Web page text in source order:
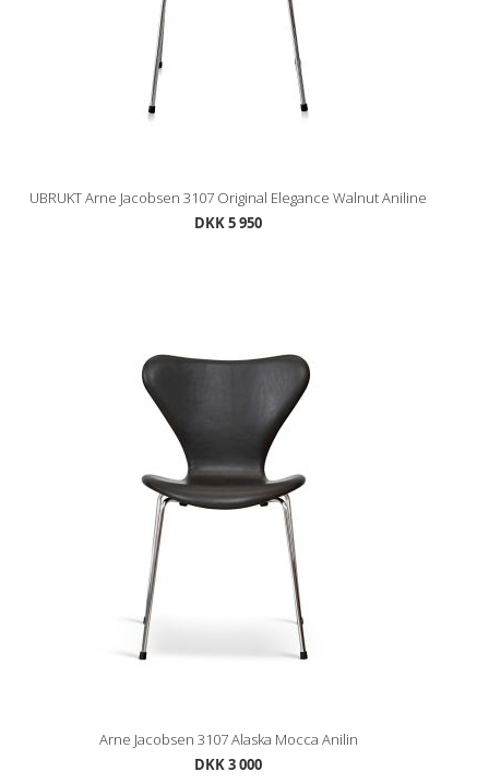
UBRUKT Arne Jacobsen 3107 Original Elegance Walnut Aniline
DKK 5 950
Arne Jacobsen 3107 Alaska Mocca Anilin
DKK 3 000